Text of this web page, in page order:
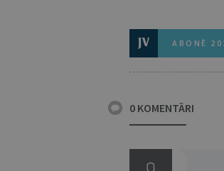
ABONĒ
0 KOMENTĀRI